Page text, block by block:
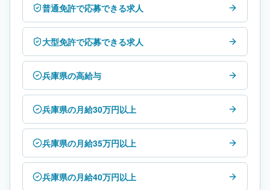
普通免許で応募できる求人
大型免許で応募できる求人
兵庫県の高給与
兵庫県の月給30万円以上
兵庫県の月給35万円以上
兵庫県の月給40万円以上